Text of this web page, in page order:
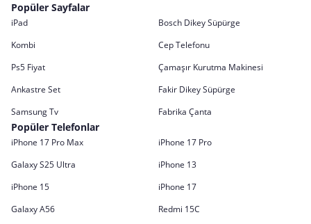
Popüler Sayfalar
iPad
Bosch Dikey Süpürge
Kombi
Cep Telefonu
Ps5 Fiyat
Çamaşır Kurutma Makinesi
Ankastre Set
Fakir Dikey Süpürge
Samsung Tv
Fabrika Çanta
Popüler Telefonlar
iPhone 17 Pro Max
iPhone 17 Pro
Galaxy S25 Ultra
iPhone 13
iPhone 15
iPhone 17
Galaxy A56
Redmi 15C